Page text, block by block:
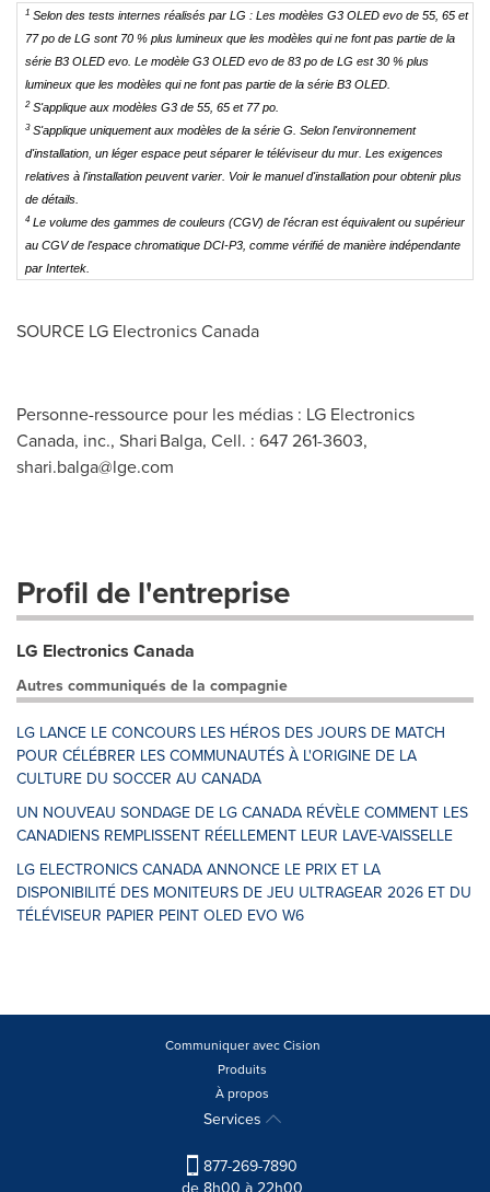
1Selon des tests internes réalisés par LG : Les modèles G3 OLED evo de 55, 65 et
77 po de LG sont 70 % plus lumineux que les modèles qui ne font pas partie de la
série B3 OLED evo. Le modèle G3 OLED evo de 83 po de LG est 30 % plus
lumineux que les modèles qui ne font pas partie de la série B3 OLED.
2S'applique aux modèles G3 de 55, 65 et 77 po.
3S'applique uniquement aux modèles de la série G. Selon l'environnement
d'installation, un léger espace peut séparer le téléviseur du mur. Les exigences
relatives à l'installation peuvent varier. Voir le manuel d'installation pour obtenir plus
de détails.
4Le volume des gammes de couleurs (CGV) de l'écran est équivalent ou supérieur
au CGV de l'espace chromatique DCI-P3, comme vérifié de manière indépendante
par Intertek.
SOURCE LG Electronics Canada
Personne-ressource pour les médias : LG Electronics
Canada, inc., Shari Balga, Cell. : 647 261-3603,
shari.balga@lge.com
Profil de l'entreprise
LG Electronics Canada
Autres communiqués de la compagnie
LG LANCE LE CONCOURS LES HÉROS DES JOURS DE MATCH
POUR CÉLÉBRER LES COMMUNAUTÉS À L'ORIGINE DE LA
CULTURE DU SOCCER AU CANADA
UN NOUVEAU SONDAGE DE LG CANADA RÉVÈLE COMMENT LES
CANADIENS REMPLISSENT RÉELLEMENT LEUR LAVE-VAISSELLE
LG ELECTRONICS CANADA ANNONCE LE PRIX ET LA
DISPONIBILITÉ DES MONITEURS DE JEU ULTRAGEAR 2026 ET DU
TÉLÉVISEUR PAPIER PEINT OLED EVO W6
Communiquer avec Cision
Produits
À propos
Services
877-269-7890